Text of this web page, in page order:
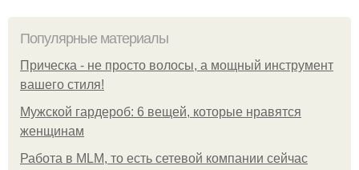
Популярные материалы
Прическа - не просто волосы, а мощный инструмент
вашего стиля!
Мужской гардероб: 6 вещей, которые нравятся
женщинам
Работа в MLM, то есть сетевой компании сейчас